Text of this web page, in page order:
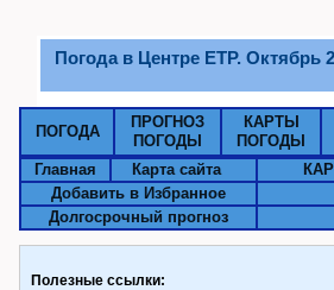
Погода в Центре ЕТР. Октябрь
ПОГОДА
ПРОГНОЗ
ПОГОДЫ
КАРТЫ
ПОГОДЫ
Главная Карта сайта
Добавить в Избранное
Долгосрочный прогноз
Полезные ссылки: